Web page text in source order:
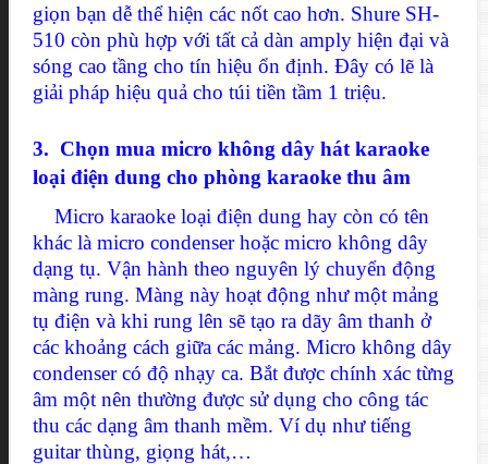
giọn bạn dễ thể hiện các nốt cao hơn. Shure SH-
510 còn phù hợp với tất cả dàn amply hiện đại và
sóng cao tầng cho tín hiệu ổn định. Đây có lẽ là
giải pháp hiệu quả cho túi tiền tầm 1 triệu.
3. Chọn mua micro không dây hát karaoke
loại điện dung cho phòng karaoke thu âm
Micro karaoke loại điện dung hay còn có tên
khác là micro condenser hoặc micro không dây
dạng tụ. Vận hành theo nguyên lý chuyển động
màng rung. Màng này hoạt động như một mảng
tụ điện và khi rung lên sẽ tạo ra dãy âm thanh ở
các khoảng cách giữa các mảng. Micro không dây
condenser có độ nhạy ca. Bắt được chính xác từng
âm một nên thường được sử dụng cho công tác
thu các dạng âm thanh mềm. Ví dụ như tiếng
guitar thùng, giọng hát,…